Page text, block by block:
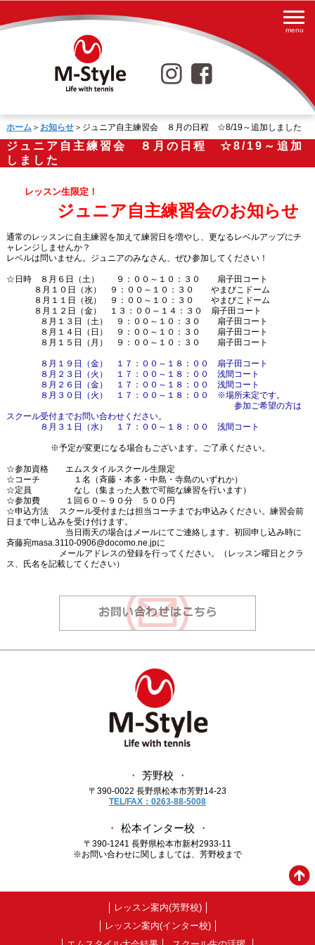
ホーム＞ お知らせ＞ジュニア自主練習会 ８月の日程 ☆8/19～追加しました
ジュニア自主練習会 ８月の日程 ☆8/19～追加
しました
レッスン生限定！
ジュニア自主練習会のお知らせ
通常のレッスンに自主練習を加えて練習日を増やし、更なるレベルアップにチ
ャレンジしませんか？
レベルは問いません。ジュニアのみなさん、ぜひ参加してください！
☆日時 ８月６日（土） ９：００～１０：３０ 扇子田コート
８月１０日（水） ９：００～１０：３０ やまびこドーム
８月１１日（祝） ９：００～１０：３０ やまびこドーム
８月１２日（金） １３：００～１４：３０ 扇子田コート
８月１３日（土） ９：００～１０：３０ 扇子田コート
８月１４日（日） ９：００～１０：３０ 扇子田コート
８月１５日（月） ９：００～１０：３０ 扇子田コート
８月１９日（金） １７：００～１８：００ 扇子田コート
８月２３日（火） １７：００～１８：００ 浅間コート
８月２６日（金） １７：００～１８：００ 浅間コート
８月３０日（火） １７：００～１８：００ ※場所未定です。
参加ご希望の方は
スクール受付までお問い合わせください。
８月３１日（水） １７：００～１８：００ 浅間コート
※予定が変更になる場合もございます。ご了承ください。
☆参加資格 エムスタイルスクール生限定
☆コーチ １名（斉藤・本多・中島・寺島のいずれか）
☆定員 なし（集まった人数で可能な練習を行います）
☆参加費 １回６０～９０分 ５００円
☆申込方法 スクール受付または担当コーチまでお申込みください。練習会前
日まで申し込みを受け付けます。
当日雨天の場合はメールにてご連絡します。初回申し込み時に
斉藤宛masa.3110-0906@docomo.ne.jpに
メールアドレスの登録を行ってください。（レッスン曜日とクラ
ス、氏名を記載してください）
・ 芳野校 ・
〒390-0022 長野県松本市芳野14-23
TEL/FAX：0263-88-5008
・ 松本インター校 ・
〒390-1241 長野県松本市新村2933-11
※お問い合わせに関しましては、芳野校まで
レッスン案内(芳野校)
レッスン案内(インター校)